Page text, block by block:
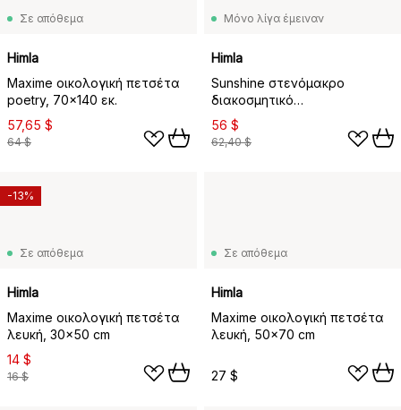
Σε απόθεμα
Himla
Maxime οικολογική πετσέτα
poetry, 70x140 εκ.
57,65 $
64 $
Μόνο λίγα έμειναν
Himla
Sunshine στενόμακρο
διακοσμητικό
τραπεζομάντιλο, Grounded,
50x145 cm
56 $
62,40 $
Σε απόθεμα
Himla
Maxime οικολογική πετσέτα
λευκή, 30x50 cm
14 $
16 $
-13%
Σε απόθεμα
Himla
Maxime οικολογική πετσέτα
λευκή, 50x70 cm
27 $